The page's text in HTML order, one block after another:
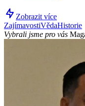
Zobrazit více
ZajímavostiVědaHistorie
Vybrali jsme pro vás